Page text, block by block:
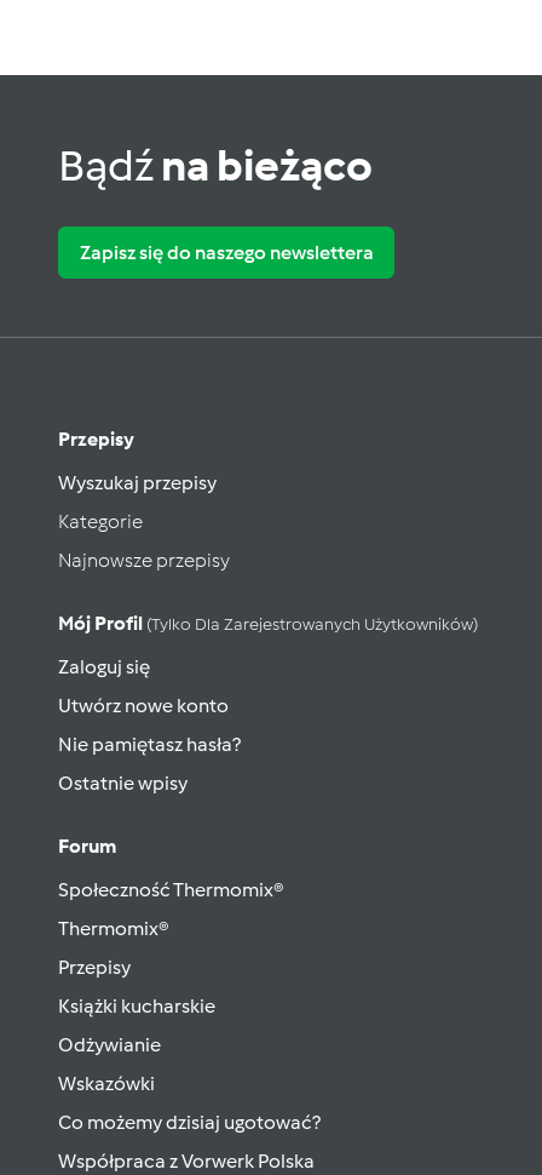
Bądźna bieżąco
Zapisz się do naszego newslettera
Przepisy
Wyszukaj przepisy
Kategorie
Najnowsze przepisy
Mój Profil (tylko Dla Zarejestrowanych Użytkowników)
Zaloguj się
Utwórz nowe konto
Nie pamiętasz hasła?
Ostatnie wpisy
Forum
Społeczność Thermomix®
Thermomix®
Przepisy
Książki kucharskie
Odżywianie
Wskazówki
Co możemy dzisiaj ugotować?
Współpraca z Vorwerk Polska